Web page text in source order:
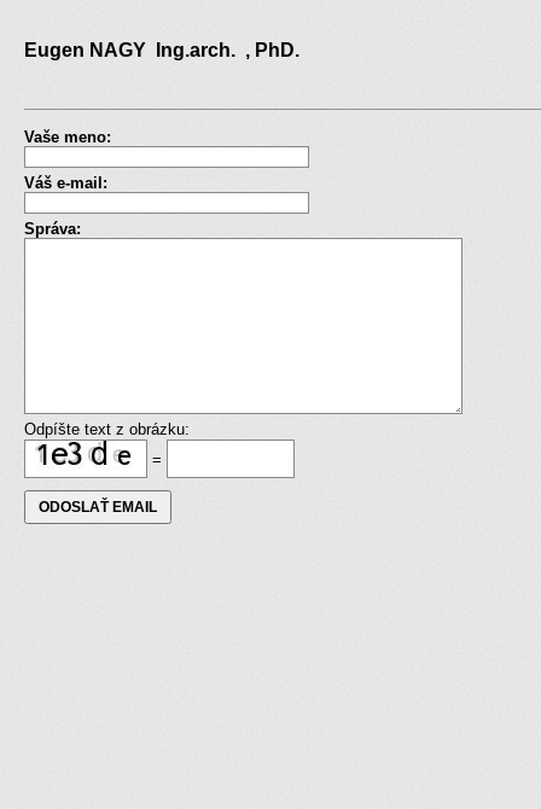
Eugen NAGY Ing.arch. , PhD.
Vaše meno:
Váš e-mail:
Správa:
Odpíšte text z obrázku:
=